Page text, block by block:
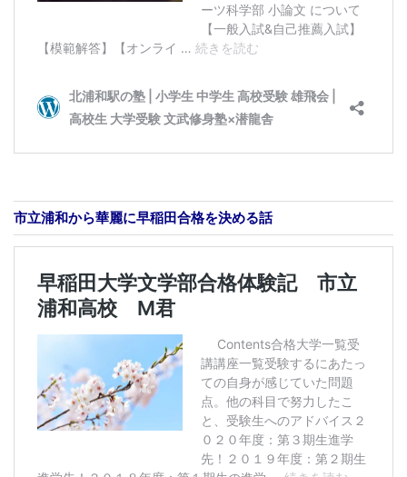
市立浦和から華麗に早稲田合格を決める話